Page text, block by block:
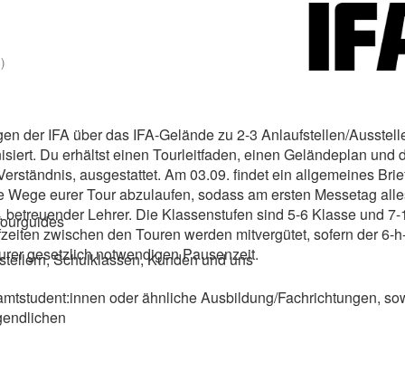
der IFA über das IFA-Gelände zu 2-3 Anlaufstellen/
Du erhältst einen Tourleitfaden, einen Geländeplan und
ausgestattet. Am 03.09. findet ein allgemeines
eurer Tour abzulaufen, sodass am ersten Messetag
Lehrer. Die Klassenstufen sind 5-6 Klasse und 7-
zwischen den Touren werden mitvergütet, sofern der 6-
gesetzlich notwendigen Pausenzeit.
Schulklassen, Kunden und uns
oder ähnliche Ausbildung/Fachrichtungen,